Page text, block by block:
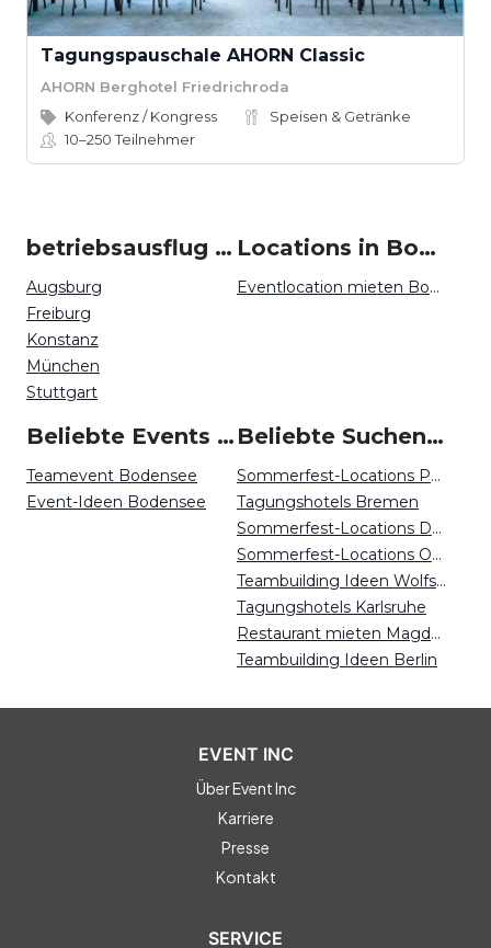
Tagungspauschale AHORN Classic
AHORN Berghotel Friedrichroda
Konferenz / Kongress
Speisen & Getränke
10–250Teilnehmer
betriebsausflug um Bodensee
Augsburg
Freiburg
Konstanz
München
Stuttgart
Locations in Bodensee mieten
Eventlocation mieten Bodensee
Beliebte Events in Bodensee
Teamevent Bodensee
Event-Ideen Bodensee
Beliebte Suchen auf Event Inc
Sommerfest-Locations Potsdam
Tagungshotels Bremen
Sommerfest-Locations Düsseldorf
Sommerfest-Locations Osnabrück
Teambuilding Ideen Wolfsburg
Tagungshotels Karlsruhe
Restaurant mieten Magdeburg
Teambuilding Ideen Berlin
EVENT INC
Über Event Inc
Karriere
Presse
Kontakt
SERVICE